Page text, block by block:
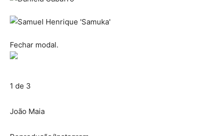
Fechar modal.
1 de 3
João Maia